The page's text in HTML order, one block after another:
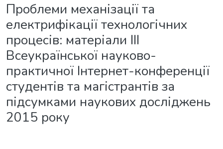
Проблеми механізації та
електрифікації технологічних
процесів: матеріали ІІІ
Всеукраїнської науково-
практичної Інтернет-конференції
студентів та магістрантів за
підсумками наукових досліджень
2015 року